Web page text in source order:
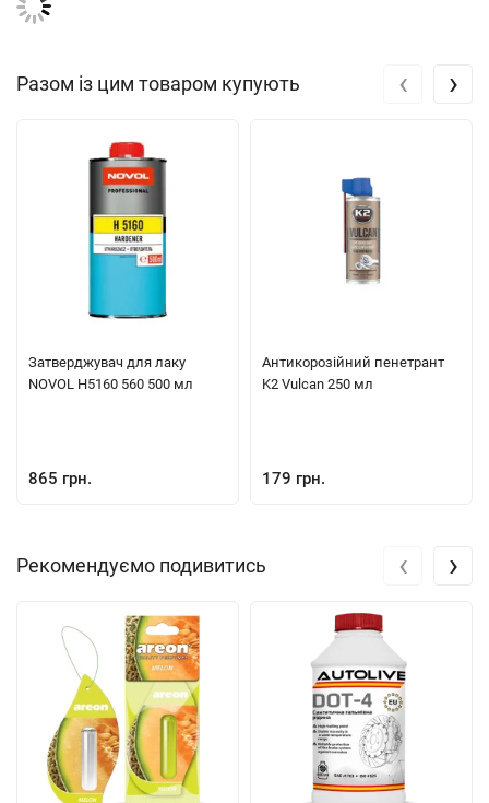
Консистенція: Рідина
Разом із цим товаром купують
Затверджувач для лаку
NOVOL Н5160 560 500 мл
865 грн.
Антикорозійний пенетрант
K2 Vulcan 250 мл
179 грн.
‹ ›
Рекомендуємо подивитись ‹ ›